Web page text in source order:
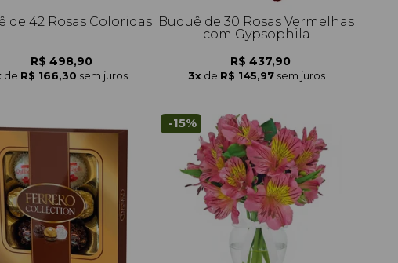
de 42 Rosas Coloridas
R$ 498,90
de R$ 166,30 sem juros
Buquê de 30 Rosas Vermelhas
com Gypsophila
R$ 437,90
3x de R$ 145,97 sem juros
-15%